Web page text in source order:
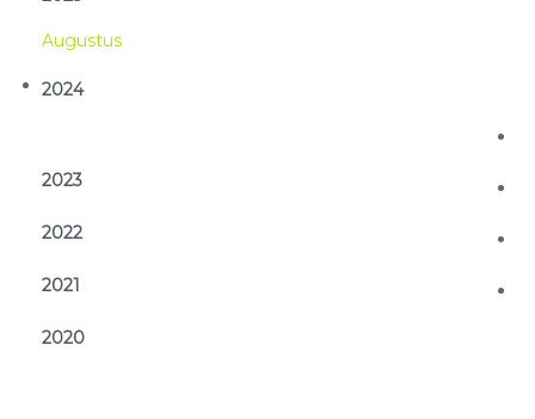
Aug
2024
2023
2022
2021
2020